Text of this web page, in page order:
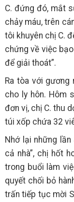
C. đứng đó, mắt
chảy máu, trên
tôi khuyên chị C.
chứng về việc
để giải thoát”.
Ra tòa với
cho ly hôn. Hôm
đơn vị, chị C. thu
túi xốp chứa 32
Nhớ lại những lần
cả nhà”, chị hốt
trong buổi làm
quyết chối bỏ
trấn tiếp tục mời